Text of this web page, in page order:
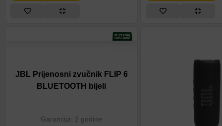
JBL Prijenosni zvučnik FLIP 6
BLUETOOTH bijeli
Garancija: 2 godine